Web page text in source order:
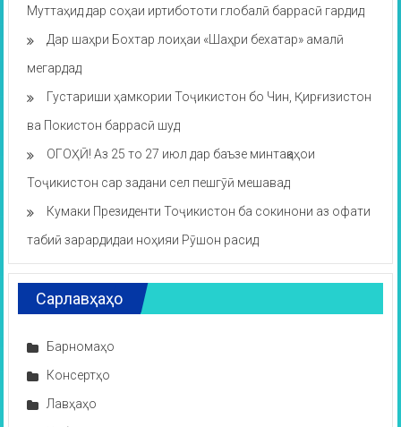
Муттаҳид дар соҳаи иртибототи глобалӣ баррасӣ гардид
Дар шаҳри Бохтар лоиҳаи «Шаҳри бехатар» амалӣ
мегардад
Густариши ҳамкории Тоҷикистон бо Чин, Қирғизистон
ва Покистон баррасӣ шуд
ОГОҲӢ! Аз 25 то 27 июл дар баъзе минтақаҳои
Тоҷикистон сар задани сел пешгӯӣ мешавад
Кумаки Президенти Тоҷикистон ба сокинони аз офати
табиӣ зарардидаи ноҳияи Рӯшон расид
Сарлавҳаҳо
Барномаҳо
Консертҳо
Лавҳаҳо